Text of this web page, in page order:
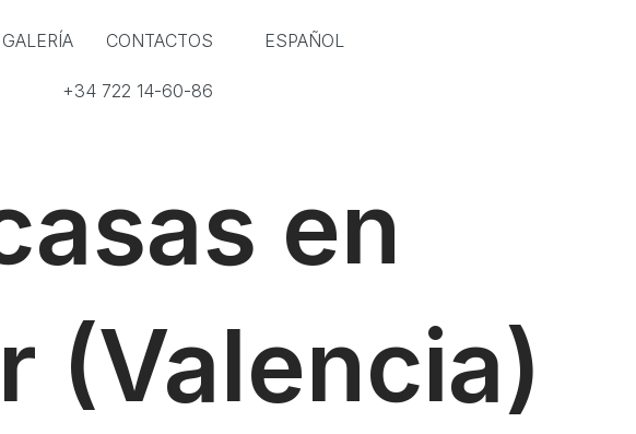
GALERÍA CONTACTOS
+34 722 14-60-86
ESPAÑOL
en
(Valencia)